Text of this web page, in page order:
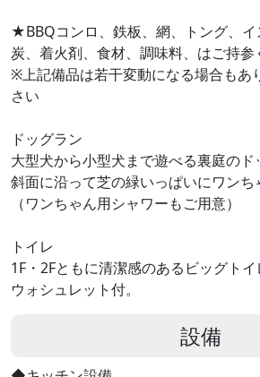
★BBQコンロ、鉄板、網、トング、
炭、着火剤、食材、調味料、はご持参
※上記備品は若干変動になる場合もあ
さい
ドッグラン
大型犬から小型犬まで遊べる裏庭のド
斜面に沿って芝の緑いっぱいにワンち
（ワンちゃん用シャワーもご用意）
トイレ
1F・2Fともに清潔感のあるビッグトイ
ウォシュレット付。
設備